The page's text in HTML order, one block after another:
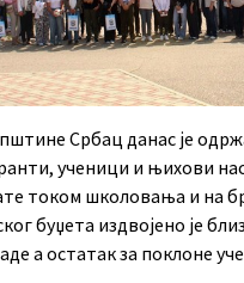
Србац данас је
ученици и њихови
током школовања и на
буџета издвојено је
а остатак за поклоне